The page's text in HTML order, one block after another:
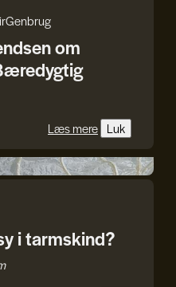
Genbrug
om
Læs mere Luk
i tarmskind?